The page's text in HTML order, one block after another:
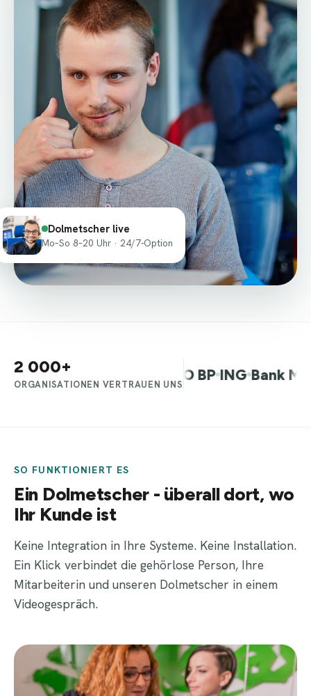
Dolmetscher live
Mo–So 8–20 Uhr · 24/7-Option
2 000+
ORGANISATIONEN VERTRAUEN UNS
Warschau PKO BP ING Bank
SO FUNKTIONIERT ES
Ein Dolmetscher - überall dort, wo
Ihr Kunde ist
Keine Integration in Ihre Systeme. Keine Installation.
Ein Klick verbindet die gehörlose Person, Ihre
Mitarbeiterin und unseren Dolmetscher in einem
Videogespräch.